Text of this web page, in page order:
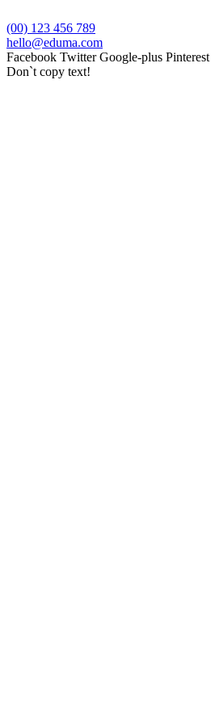
(00) 123 456 789
hello@eduma.com
Facebook Twitter Google-plus Pinterest
Don`t copy text!